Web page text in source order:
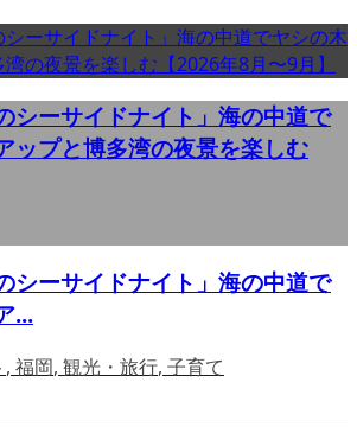
シーサイドナイト」海の中道で
ップと博多湾の夜景を楽しむ
シーサイドナイト」海の中道で
...
, 福岡, 観光・旅行, 子育て